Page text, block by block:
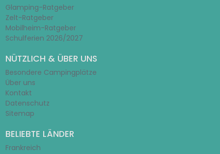
Glamping-Ratgeber
Zelt-Ratgeber
Mobilheim-Ratgeber
Schulferien 2026/2027
NÜTZLICH & ÜBER UNS
Besondere Campingplätze
Über uns
Kontakt
Datenschutz
Sitemap
BELIEBTE LÄNDER
Frankreich